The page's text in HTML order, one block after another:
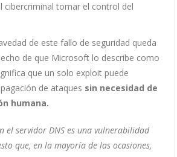
cibercriminal tomar el control del
de este fallo de seguridad queda
de que Microsoft lo describe como
que un solo exploit puede
de ataques sin necesidad de
humana.
el servidor DNS es una vulnerabilidad
que, en la mayoría de las ocasiones,